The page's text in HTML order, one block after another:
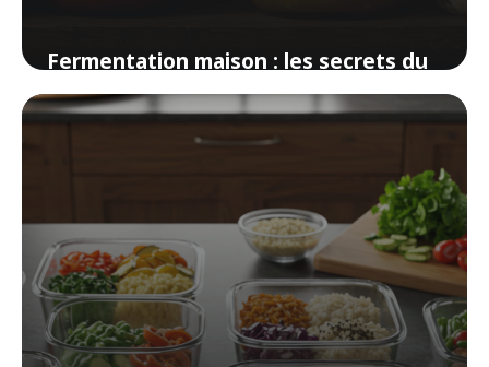
Fermentation maison : les secrets du
kimchi, du kombucha et des légumes
lacto-fermentés